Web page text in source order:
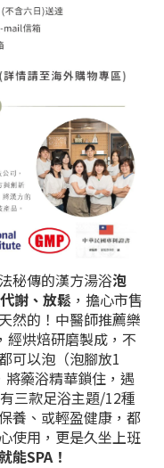
秘傳的漢方湯浴泡
謝、放鬆 ，擔心市售
然的！中醫師推薦樂
經烘焙研磨製成，不
可以泡（泡腳放1
藥浴精華鎖住，遇
三款足浴主題/12種
養、或輕盈健康，都
使用，更是久坐上班
能SPA！